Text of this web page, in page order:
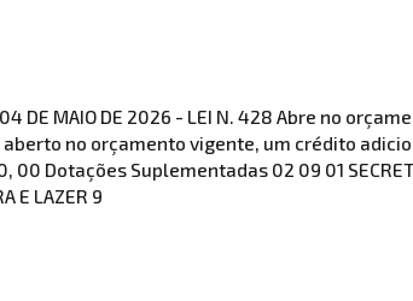
04 DE MAIO DE 2026 - LEI N. 428 Abre no
aberto no orçamento vigente, um crédito
Suplementadas 02 09 01
E LAZER 9